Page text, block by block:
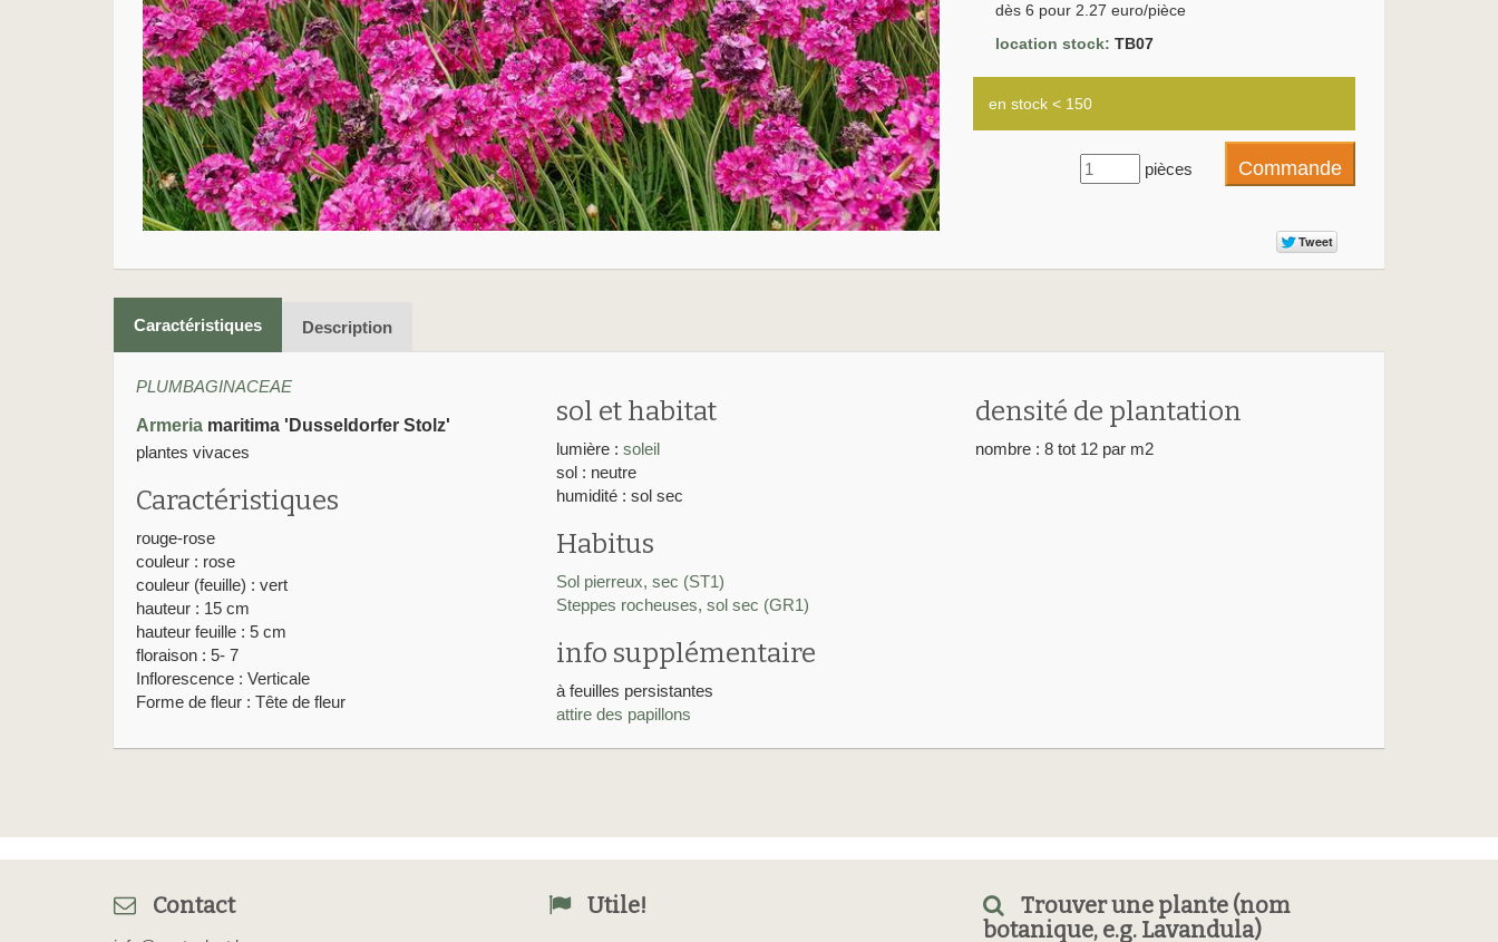
dès 6 pour 2.27 euro/pièce
location stock: TB07
en stock < 150
pièces
Caractéristiques Description
PLUMBAGINACEAE
Armeria maritima 'Dusseldorfer Stolz'
plantes vivaces
Caractéristiques
rouge-rose
couleur : rose
couleur (feuille) : vert
hauteur : 15 cm
hauteur feuille : 5 cm
floraison : 5- 7
Inflorescence : Verticale
Forme de fleur : Tête de fleur
sol et habitat
lumière : soleil
sol : neutre
humidité : sol sec
Habitus
Sol pierreux, sec (ST1)
Steppes rocheuses, sol sec (GR1)
info supplémentaire
à feuilles persistantes
attire des papillons
densité de plantation
nombre : 8 tot 12 par m2
Contact Utile!
Trouver une plante (nom
botanique, e.g. Lavandula)